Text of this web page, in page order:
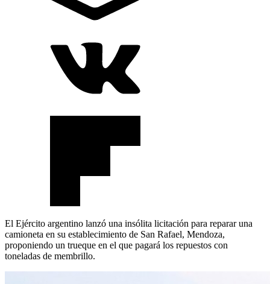
El Ejército argentino lanzó una insólita licitación para reparar una
camioneta en su establecimiento de San Rafael, Mendoza,
proponiendo un trueque en el que pagará los repuestos con
toneladas de membrillo.